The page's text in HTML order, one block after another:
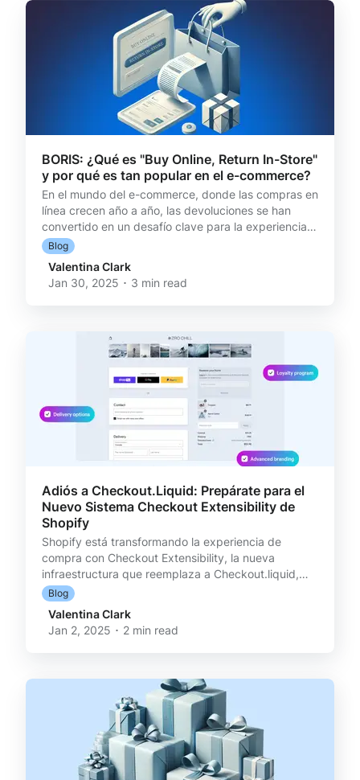
la optimización de rutas, los productos ahora
pueden ser retirados de fo
BORIS: ¿Qué es "Buy Online, Return In-Store"
y por qué es tan popular en el e-commerce?
En el mundo del e-commerce, donde las compras en
línea crecen año a año, las devoluciones se han
convertido en un desafío clave para la experiencia
del cliente. Uno de los modelos que está
transformando la manera en que los retailers
gestionan su logística inversa es BORIS (Buy Online,
Return In-Store), una estrategia que permite a los
modalidad no solo mejora la experiencia del cliente,
sino que también
Blog
Valentina Clark
Jan 30, 2025 ･ 3 min read
Adiós a Checkout.Liquid: Prepárate para el
Nuevo Sistema Checkout Extensibility de
Shopify
Shopify está transformando la experiencia de
compra con Checkout Extensibility, la nueva
infraestructura que reemplaza a Checkout.liquid,
diseñada para entregar: * Mayor velocidad y
conversión: Interacciones 2 veces más rápidas que
aumentan la conversión en un 1% en promedio. *
Personalizaciones avanzadas: Gracias a extensiones
experiencia fluida y 4 veces más rápida para tus
clientes. ¡Pero atención! A partir d
Blog
Valentina Clark
Jan 2, 2025 ･ 2 min read